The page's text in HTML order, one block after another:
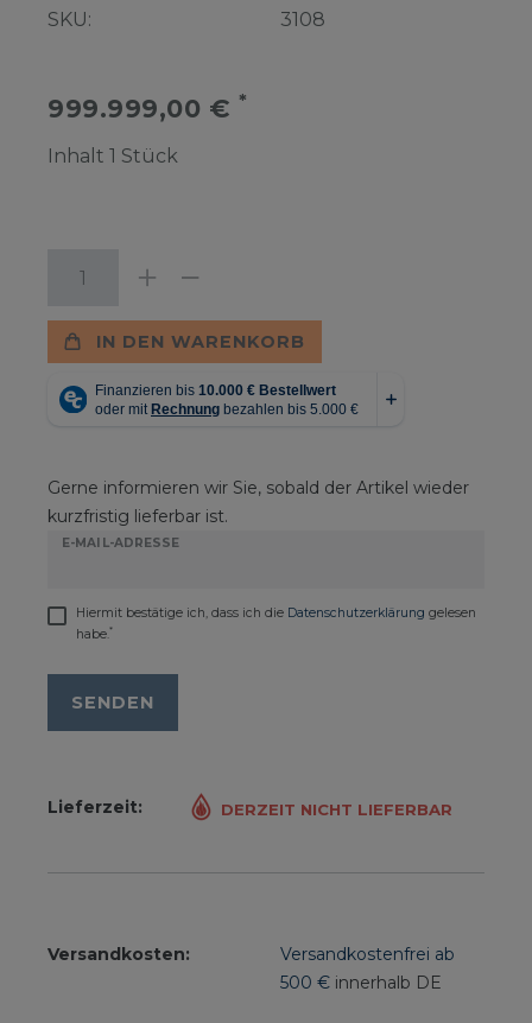
SKU:
3108
999.999,00 € *
Inhalt 1 Stück
IN DEN WARENKORB
Gerne informieren wir Sie, sobald der Artikel wieder
kurzfristig lieferbar ist.
E-MAIL-ADRESSE
Hiermit bestätige ich, dass ich die Daten­schutz­erklärung gelesen
habe.*
SENDEN
Lieferzeit: DERZEIT NICHT LIEFERBAR
Versandkosten:
Versandkostenfrei ab
500 € innerhalb DE